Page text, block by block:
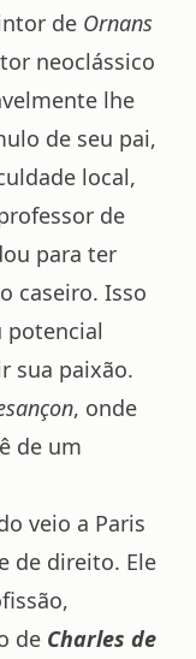
de Ornans
neoclássico
lhe
de seu pai,
local,
de
para ter
caseiro. Isso
potencial
sua paixão.
, onde
de um
veio a Paris
de direito. Ele
de Charles de